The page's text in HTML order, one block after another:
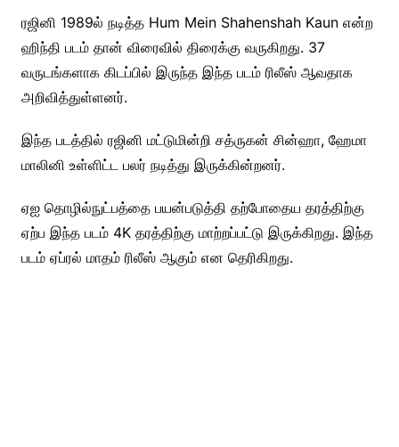
ரஜினி 1989ல் நடித்த Hum Mein Shahenshah Kaun என்ற
ஹிந்தி படம் தான் விரைவில் திரைக்கு வருகிறது. 37
வருடங்களாக கிடப்பில் இருந்த இந்த படம் ரிலீஸ் ஆவதாக
அறிவித்துள்ளனர்.
இந்த படத்தில் ரஜினி மட்டுமின்றி சத்ருகன் சின்ஹா, ஹேமா
மாலினி உள்ளிட்ட பலர் நடித்து இருக்கின்றனர்.
ஏஐ தொழில்நுட்பத்தை பயன்படுத்தி தற்போதைய தரத்திற்கு
ஏற்ப இந்த படம் 4K தரத்திற்கு மாற்றப்பட்டு இருக்கிறது. இந்த
படம் ஏப்ரல் மாதம் ரிலீஸ் ஆகும் என தெரிகிறது.